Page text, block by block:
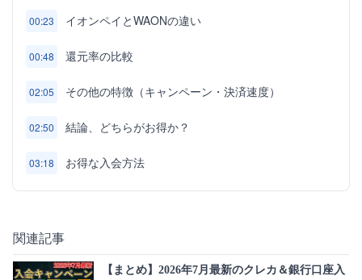
00:23 イオンペイとWAONの違い
00:48 還元率の比較
02:05 その他の特徴（キャンペーン・決済速度）
02:50 結論、どちらがお得か？
03:18 お得な入会方法
関連記事
【まとめ】2026年7月最新のクレカ＆銀行口座入